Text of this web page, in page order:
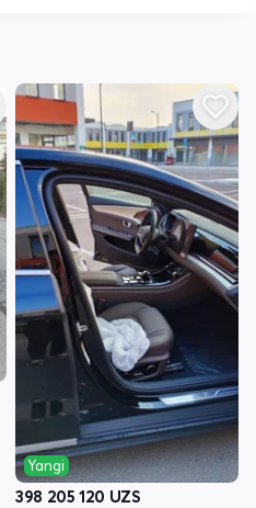
Yangi
398 205 120 UZS